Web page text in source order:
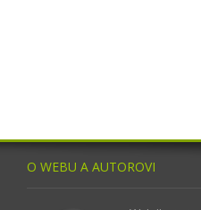
O WEBU A AUTOROVI